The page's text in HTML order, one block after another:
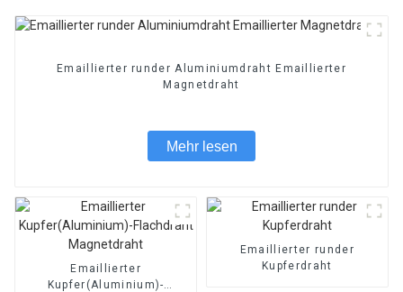
Emaillierter runder Aluminiumdraht Emaillierter
Magnetdraht
Mehr lesen
Emaillierter
Kupfer(Aluminium)-
Emaillierter runder
Kupferdraht